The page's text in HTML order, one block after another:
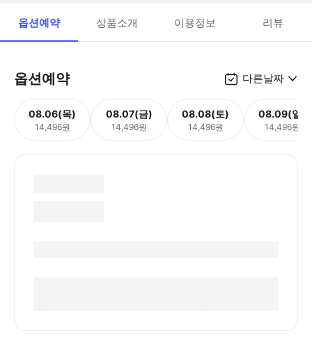
옵션예약 상품소개 이용정보 리뷰
옵션예약 다른날짜
08.06(목)
14,496원
08.07(금)
14,496원
08.08(토)
14,496원
08.09(일)
14,496원